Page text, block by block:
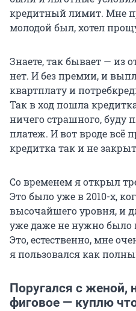
кредитный лимит. Мне
молодой был, хотел
Знаете, так бывает — из
нет. И без премии, и
квартплату и
Так в ход пошла
ничего страшного,
платеж. И вот вроде всё
кредитка так и не
Со временем я открыл
Это было уже в 2010-х,
высочайшего уровня, и
уже даже не нужно было
Это, естественно, мне
я пользовался как
Поругался с женой,
фиговое — куплю